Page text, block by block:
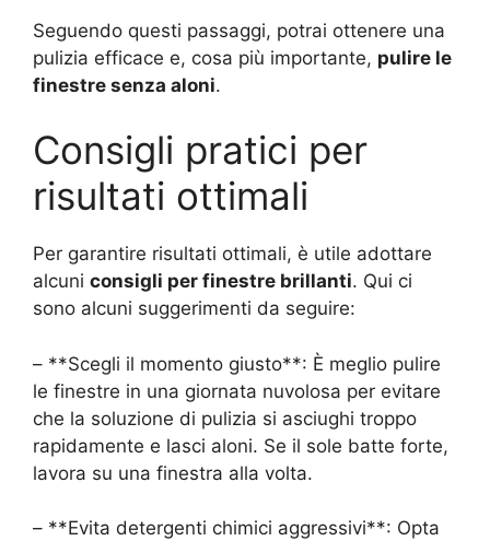
Seguendo questi passaggi, potrai ottenere una
pulizia efficace e, cosa più importante, pulire le
finestre senza aloni.
Consigli pratici per
risultati ottimali
Per garantire risultati ottimali, è utile adottare
alcuni consigli per finestre brillanti. Qui ci
sono alcuni suggerimenti da seguire:
– **Scegli il momento giusto**: È meglio pulire
le finestre in una giornata nuvolosa per evitare
che la soluzione di pulizia si asciughi troppo
rapidamente e lasci aloni. Se il sole batte forte,
lavora su una finestra alla volta.
– **Evita detergenti chimici aggressivi**: Opta